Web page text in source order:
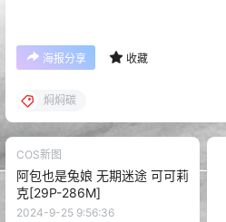
海报分享 收藏
焖焖碳
COS新图
阿包也是兔娘 无期迷途 可可莉
克[29P-286M]
2024-9-25 9:56:36